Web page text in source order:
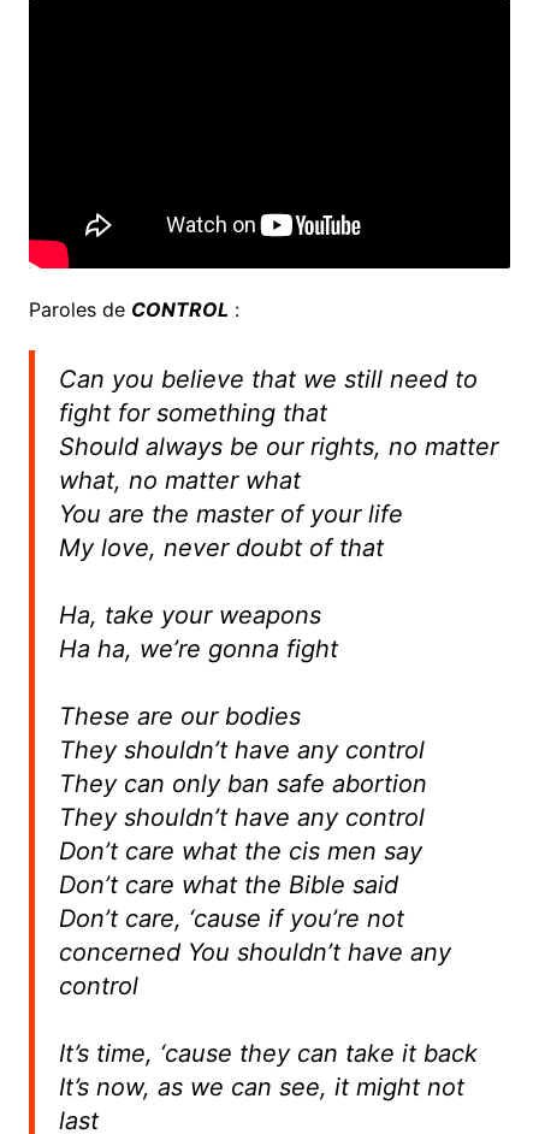
Paroles de CONTROL :
Can you believe that we still need to
fight for something that
Should always be our rights, no matter
what, no matter what
You are the master of your life
My love, never doubt of that
Ha, take your weapons
Ha ha, we’re gonna fight
These are our bodies
They shouldn’t have any control
They can only ban safe abortion
They shouldn’t have any control
Don’t care what the cis men say
Don’t care what the Bible said
Don’t care, ‘cause if you’re not
concerned You shouldn’t have any
control
It’s time, ‘cause they can take it back
It’s now, as we can see, it might not
last